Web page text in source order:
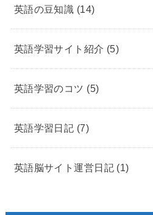
英語の豆知識 (14)
英語学習サイト紹介 (5)
英語学習のコツ (5)
英語学習日記 (7)
英語脳サイト運営日記 (1)